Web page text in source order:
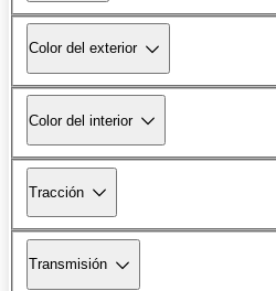
Color del exterior
Color del interior
Tracción
Transmisión